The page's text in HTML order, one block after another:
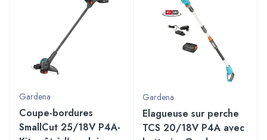
Gardena
Coupe-bordures
SmallCut 25/18V P4A-
Gardena
Elagueuse sur perche
TCS 20/18V P4A avec